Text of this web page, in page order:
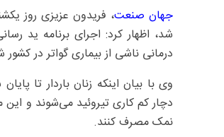
جهان صنعت، فریدون عزیزی روز
درمانی ناشی از بیماری گواتر در
وی با بیان اینکه زنان باردار تا
نمک مصرف کنند.